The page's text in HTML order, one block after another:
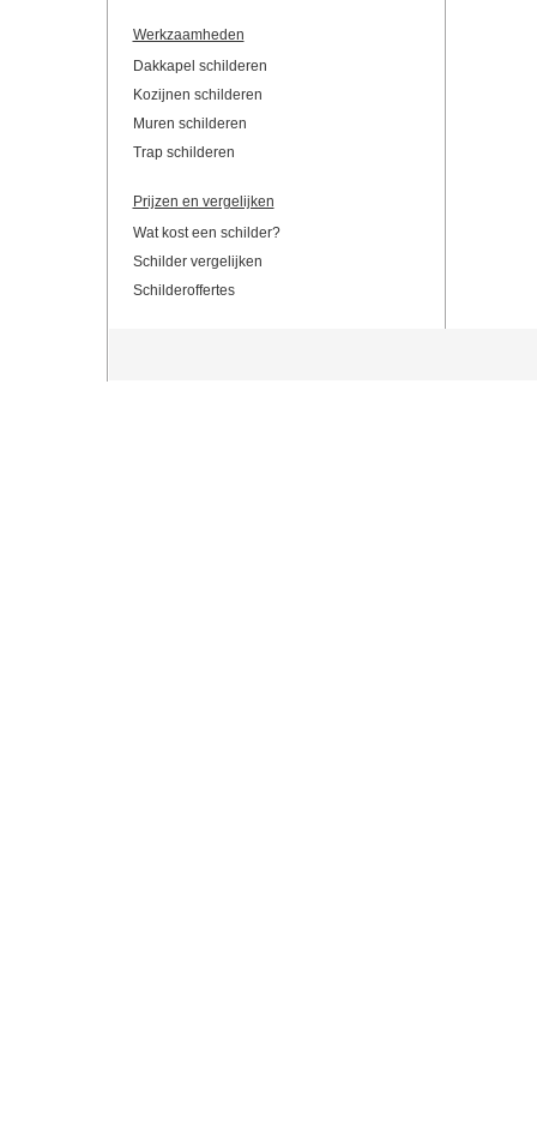
Werkzaamheden
Dakkapel schilderen
Kozijnen schilderen
Muren schilderen
Trap schilderen
Prijzen en vergelijken
Wat kost een schilder?
Schilder vergelijken
Schilderoffertes